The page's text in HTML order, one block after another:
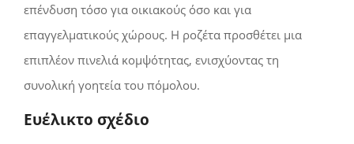
επένδυση τόσο για οικιακούς όσο και για
επαγγελματικούς χώρους. Η ροζέτα προσθέτει μια
επιπλέον πινελιά κομψότητας, ενισχύοντας τη
συνολική γοητεία του πόμολου.
Ευέλικτο σχέδιο